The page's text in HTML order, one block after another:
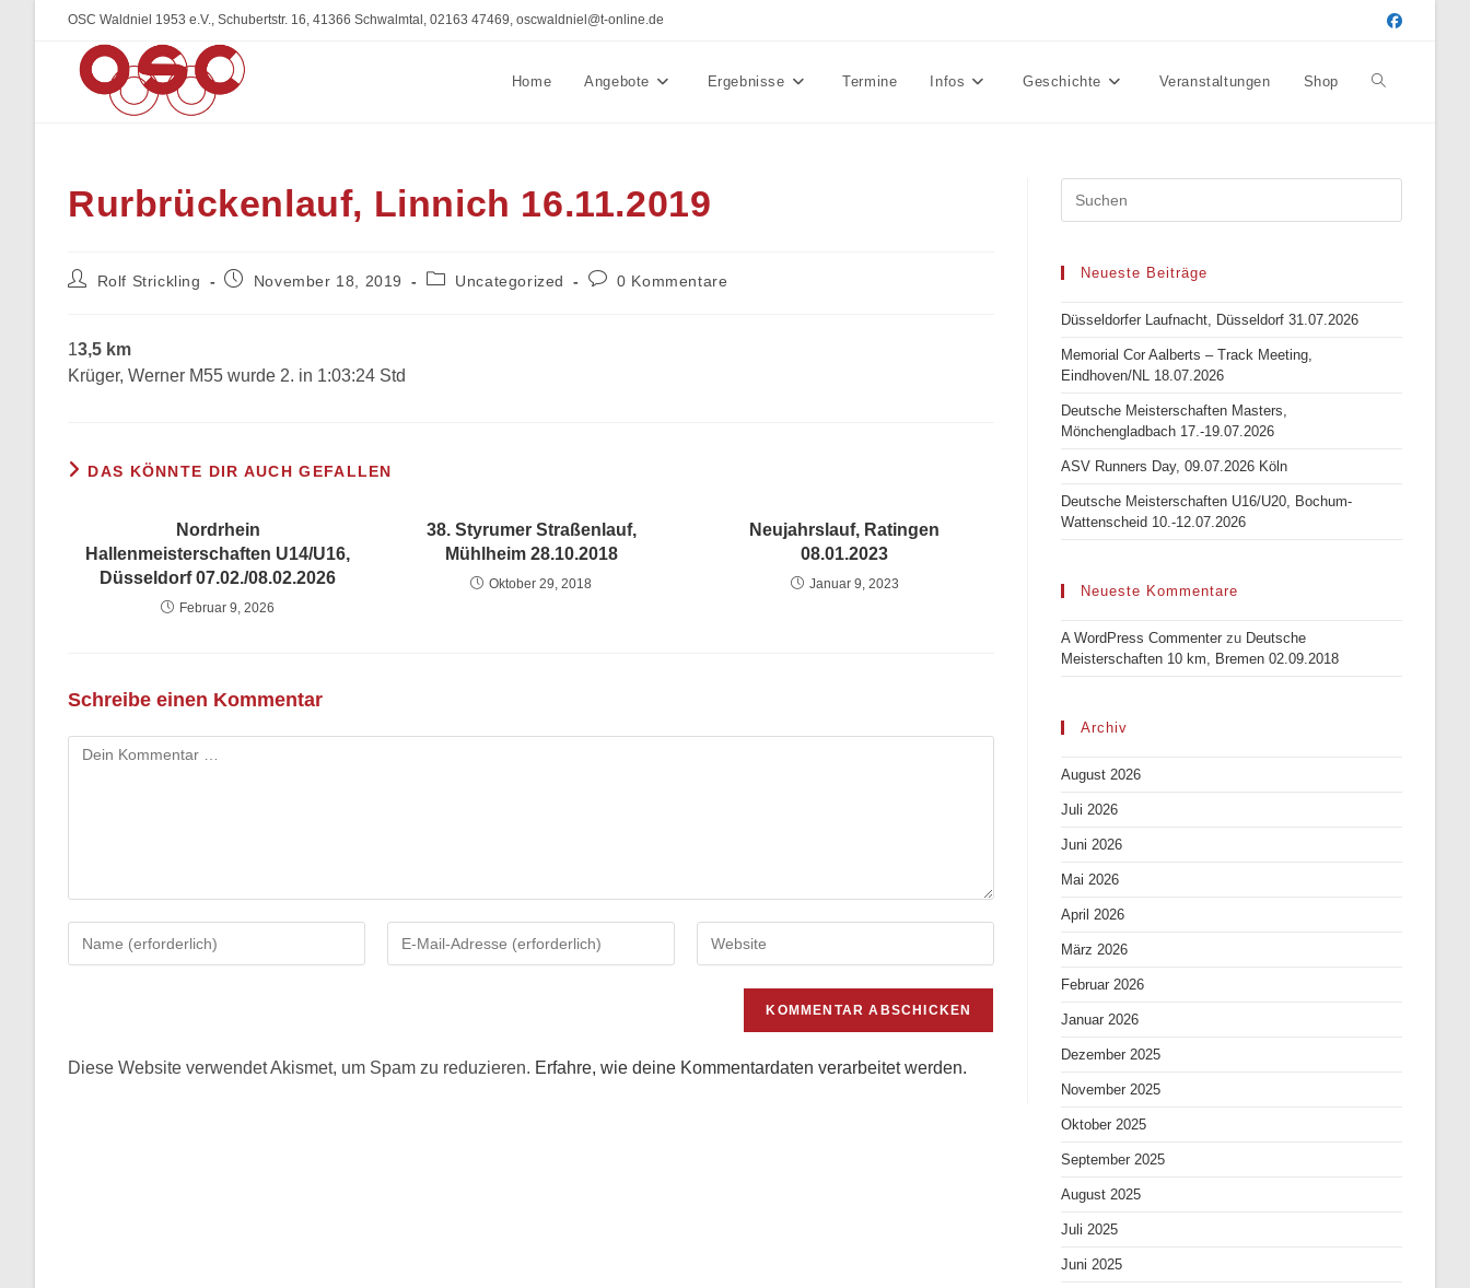
OSC Waldniel 1953 e.V., Schubertstr. 16, 41366 Schwalmtal, 02163 47469, oscwaldniel@t-online.de
Home Angebote Ergebnisse Termine Infos Geschichte Veranstaltungen Shop Website-
Rurbrückenlauf, Linnich 16.11.2019
Beitrags-
Rolf Strickling
BeitragNovember 18, 2019
Beitrags-
Uncategorized
Beitrags-
0 Kommentare
13,5 km
Krüger, Werner M55 wurde 2. in 1:03:24 Std
DAS KÖNNTE DIR AUCH GEFALLEN
Nordrhein
Hallenmeisterschaften U14/U16,
Düsseldorf 07.02./08.02.2026
Februar 9, 2026
38. Styrumer Straßenlauf,
Mühlheim 28.10.2018
Oktober 29, 2018
Neujahrslauf, Ratingen
08.01.2023
Januar 9, 2023
Schreibe einen Kommentar
Kommentar
deinen
Kommentieren
deine
Kommentieren
deine
Diese Website verwendet Akismet, um Spam zu reduzieren. Erfahre, wie deine Kommentardaten verarbeitet werden.
Neueste Beiträge
Düsseldorfer Laufnacht, Düsseldorf 31.07.2026
Memorial Cor Aalberts – Track Meeting,
Eindhoven/NL 18.07.2026
Deutsche Meisterschaften Masters,
Mönchengladbach 17.-19.07.2026
ASV Runners Day, 09.07.2026 Köln
Deutsche Meisterschaften U16/U20, Bochum-
Wattenscheid 10.-12.07.2026
Neueste Kommentare
A WordPress Commenter zu Deutsche
Meisterschaften 10 km, Bremen 02.09.2018
Archiv
August 2026
Juli 2026
Juni 2026
Mai 2026
April 2026
März 2026
Februar 2026
Januar 2026
Dezember 2025
November 2025
Oktober 2025
September 2025
August 2025
Juli 2025
Juni 2025